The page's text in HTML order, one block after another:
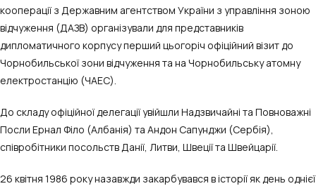
кооперації з Державним агентством України з управління зоною
відчуження (ДАЗВ) організували для представників
дипломатичного корпусу перший цьогоріч офіційний візит до
Чорнобильської зони відчуження та на Чорнобильську атомну
електростанцію (ЧАЕС).
До складу офіційної делегації увійшли Надзвичайні та Повноважні
Посли Ернал Філо (Албанія) та Андон Сапунджи (Сербія),
співробітники посольств Данії, Литви, Швеції та Швейцарії.
26 квітня 1986 року назавжди закарбувався в історії як день однієї